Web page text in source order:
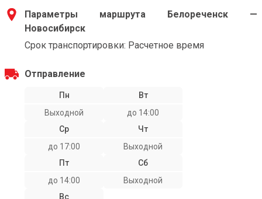
Параметры маршрута Белореченск —
Новосибирск
Срок транспортировки: Расчетное время
Отправление
Пн
Выходной
Вт
до 14:00
Ср
до 17:00
Чт
Выходной
Пт
до 14:00
Сб
Выходной
Вс